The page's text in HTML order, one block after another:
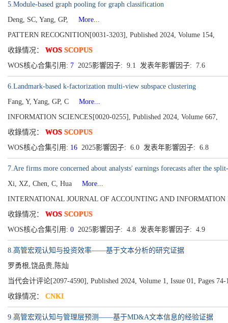
5.Module-based graph pooling for graph classification
Deng, SC, Yang, GP,
More...
PATTERN RECOGNITION[0031-3203], Published 2024, Volume 154,
收錄情况： WOS SCOPUS
WOS核心合集引用: 7 2025影響因子: 9.1 发表年影響因子: 7.6
6.Landmark-based k-factorization multi-view subspace clustering
Fang, Y, Yang, GP, C
More...
INFORMATION SCIENCES[0020-0255], Published 2024, Volume 667,
收錄情况： WOS SCOPUS
WOS核心合集引用: 16 2025影響因子: 6.0 发表年影響因子: 6.8
7.Are firms more concerned about analysts' earnings forecasts after the
Xi, XZ, Chen, C, Hua
More...
INTERNATIONAL JOURNAL OF ACCOUNTING AND INFORMATION
收錄情况： WOS SCOPUS
WOS核心合集引用: 0 2025影響因子: 4.8 发表年影響因子: 4.9
8.高管宏观认知与投资效率——基于文本分析的研究证据
罗勇根,饶品贵,陈灿
当代会计评论[2097-4590], Published 2024, Volume 1, Issue 01, Pages 74-
收錄情况： CNKI
9.高管宏观认知与管理层预测——基于MD&A文本信息的经验证据